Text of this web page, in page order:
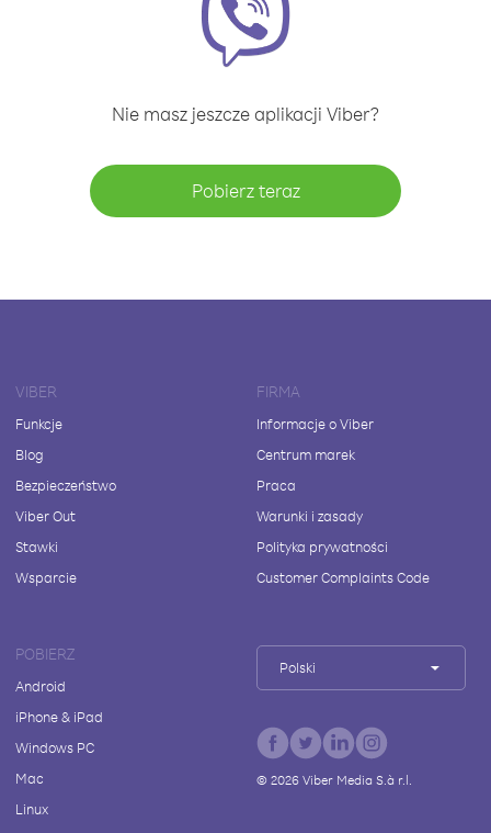
Nie masz jeszcze aplikacji Viber?
Pobierz teraz
VIBER
Funkcje
Blog
Bezpieczeństwo
Viber Out
Stawki
Wsparcie
FIRMA
Informacje o Viber
Centrum marek
Praca
Warunki i zasady
Polityka prywatności
Customer Complaints Code
POBIERZ
Android
iPhone & iPad
Windows PC
Mac
Linux
Polski
© 2026Viber Media S.à r.l.